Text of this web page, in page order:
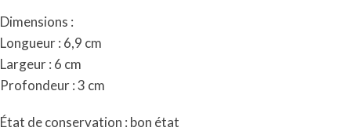
Dimensions :
Longueur : 6,9 cm
Largeur : 6 cm
Profondeur : 3 cm
État de conservation : bon état